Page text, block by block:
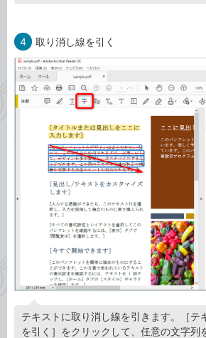
4 取り消し線を引く
テキストに取り消し線を引きます。［テ
を引く］をクリックして、任意の文字列